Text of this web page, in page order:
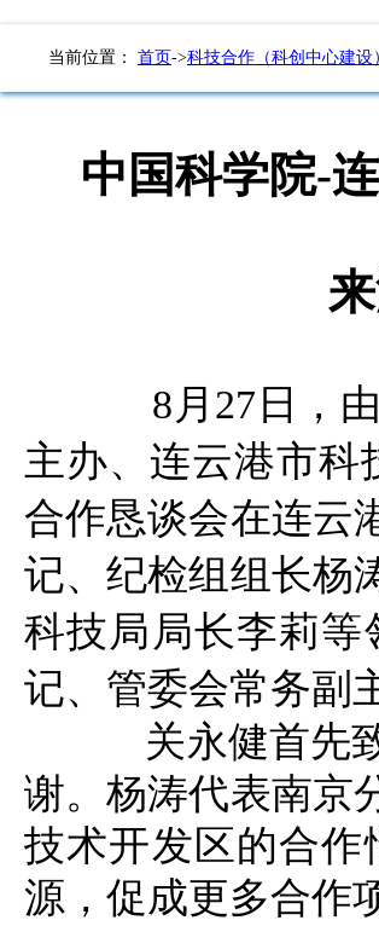
当前位置： 首页->科技合作（科创中心建设
中国科学院-
8月27日，
主办、连云港市科
合作恳谈会在连云
记、纪检组组长杨
科技局局长李莉
记、管委会常务副
关永健首先
谢。杨涛代表南京
技术开发区的合作
源，促成更多合作